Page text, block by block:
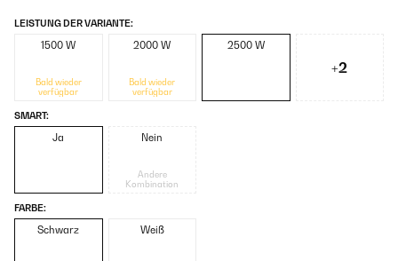
LEISTUNG DER VARIANTE:
1500 W
Bald wieder
verfügbar
2000 W
Bald wieder
verfügbar
2500 W
+2
SMART:
Ja Nein
Andere
Kombination
FARBE:
Schwarz Weiß